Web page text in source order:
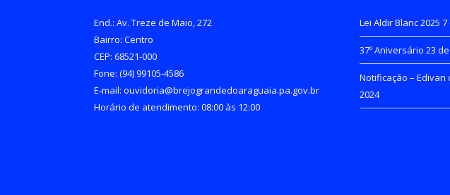
End.: Av. Treze de Maio, 272
Bairro: Centro
CEP: 68521-000
Fone: (94) 99105-4586
E-mail: ouvidoria@brejograndedoaraguaia.pa.gov.br
Horário de atendimento: 08:00 às 12:00
Lei Aldir Blanc 2025 7
37º Aniversário 23
Notificação – Edivan
2024